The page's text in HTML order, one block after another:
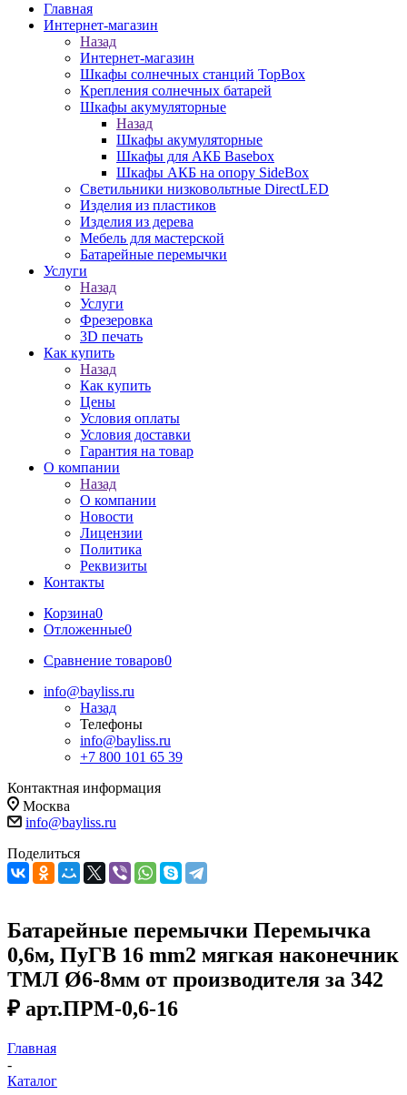
Главная
Интернет-магазин
Назад
Интернет-магазин
Шкафы солнечных станций TopBox
Крепления солнечных батарей
Шкафы акумуляторные
Назад
Шкафы акумуляторные
Шкафы для АКБ Basebox
Шкафы АКБ на опору SideBox
Светильники низковольтные DirectLED
Изделия из пластиков
Изделия из дерева
Мебель для мастерской
Батарейные перемычки
Услуги
Назад
Услуги
Фрезеровка
3D печать
Как купить
Назад
Как купить
Цены
Условия оплаты
Условия доставки
Гарантия на товар
О компании
Назад
О компании
Новости
Лицензии
Политика
Реквизиты
Контакты
Корзина0
Отложенные0
Сравнение товаров0
info@bayliss.ru
Назад
Телефоны
info@bayliss.ru
+7 800 101 65 39
Контактная информация
Москва
info@bayliss.ru
Поделиться
Батарейные перемычки Перемычка
0,6м, ПуГВ 16 mm2 мягкая наконечник
ТМЛ Ø6-8мм от производителя за 342
₽ арт.ПРМ-0,6-16
Главная
-
Каталог